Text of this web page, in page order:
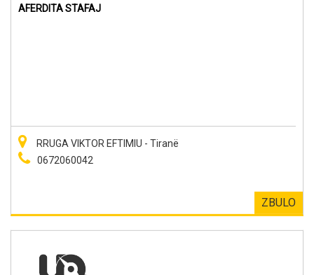
AFERDITA STAFAJ
RRUGA VIKTOR EFTIMIU - Tiranë
0672060042
ZBULO